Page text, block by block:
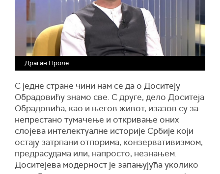
Драган Проле
С једне стране чини нам се да о Доситеју
Обрадовићу знамо све. С друге, дело Доситеја
Обрадовића, као и његов живот, изазов су за
непрестано тумачење и откривањe оних
слојева интелектуалне историје Србије који
остају затрпани отпорима, конзервативизмом,
предрасудама или, напросто, незнањем.
Доситејева модерност је запањујућа уколико